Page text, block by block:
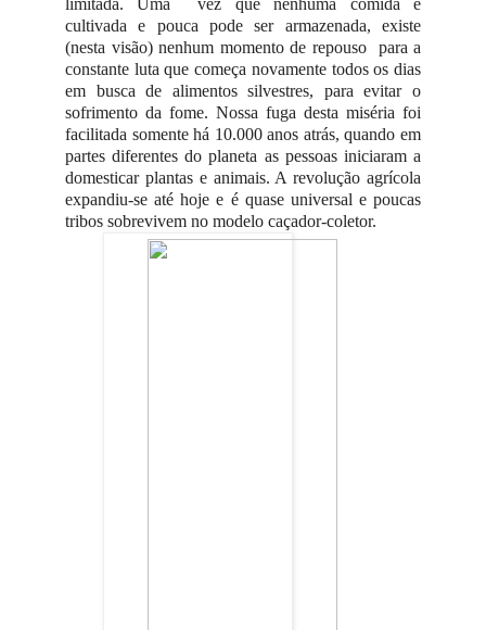
cultivada e pouca pode ser armazenada, existe
(nesta visão) nenhum momento de repouso para a
constante luta que começa novamente todos os dias
em busca de alimentos silvestres, para evitar o
sofrimento da fome. Nossa fuga desta miséria foi
facilitada somente há 10.000 anos atrás, quando em
partes diferentes do planeta as pessoas iniciaram a
domesticar plantas e animais. A revolução agrícola
expandiu-se até hoje e é quase universal e poucas
tribos sobrevivem no modelo caçador-coletor.